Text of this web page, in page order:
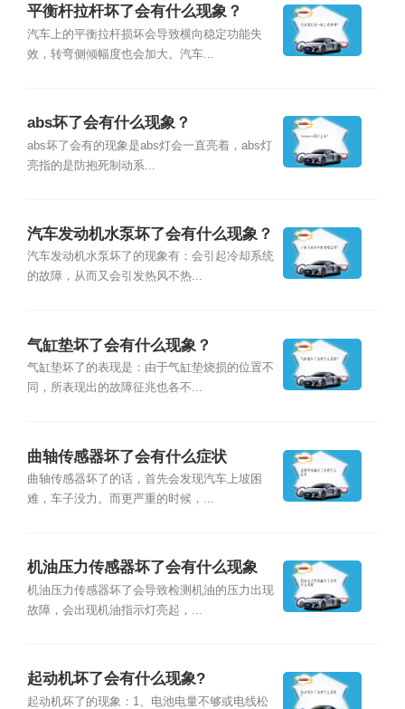
平衡杆拉杆坏了会有什么现象？
汽车上的平衡拉杆损坏会导致横向稳定功能失
效，转弯侧倾幅度也会加大。汽车...
abs坏了会有什么现象？
abs坏了会有的现象是abs灯会一直亮着，abs灯
亮指的是防抱死制动系...
汽车发动机水泵坏了会有什么现象？
汽车发动机水泵坏了的现象有：会引起冷却系统
的故障，从而又会引发热风不热...
气缸垫坏了会有什么现象？
气缸垫坏了的表现是：由于气缸垫烧损的位置不
同，所表现出的故障征兆也各不...
曲轴传感器坏了会有什么症状
曲轴传感器坏了的话，首先会发现汽车上坡困
难，车子没力。而更严重的时候，...
机油压力传感器坏了会有什么现象
机油压力传感器坏了会导致检测机油的压力出现
故障，会出现机油指示灯亮起，...
起动机坏了会有什么现象?
起动机坏了的现象：1、电池电量不够或电线松